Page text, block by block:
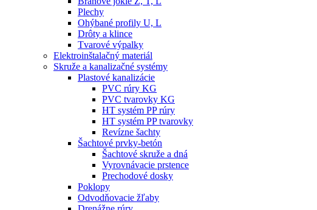
Plechy
Ohýbané profily U, L
Drôty a klince
Tvarové výpalky
Elektroinštalačný materiál
Skruže a kanalizačné systémy
Plastové kanalizácie
PVC rúry KG
PVC tvarovky KG
HT systém PP rúry
HT systém PP tvarovky
Revízne šachty
Šachtové prvky-betón
Šachtové skruže a dná
Vyrovnávacie prstence
Prechodové dosky
Poklopy
Odvodňovacie žľaby